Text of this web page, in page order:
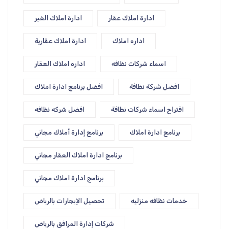
ادارة املاك الغير ادارة املاك عقار
ادارة املاك عقارية اداره املاك
اداره املاك العقار اسماء شركات نظافه
افضل برنامج ادارة املاك افضل شركة نظافة
افضل شركه نظافه اقتراح اسماء شركات نظافة
برنامج إدارة أملاك مجاني برنامج ادارة املاك
برنامج ادارة املاك العقار مجاني
برنامج ادارة املاك مجاني
تحصيل الإيجارات بالرياض خدمات نظافه منزليه
شركات إدارة المرافق بالرياض